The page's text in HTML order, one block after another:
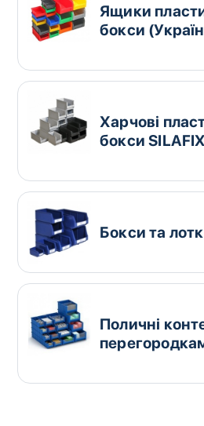
Ящики
бокси
Харчові
бокси
Бокси та
Поличні